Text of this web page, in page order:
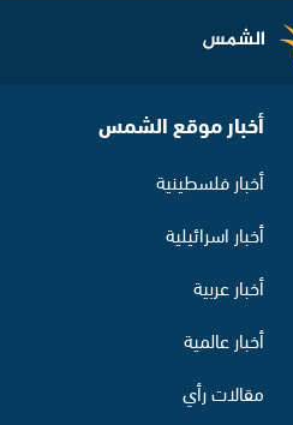
أخبار موقع الشمس
أخبار فلسطينية
أخبار اسرائيلية
أخبار عربية
أخبار عالمية
مقالات رأي